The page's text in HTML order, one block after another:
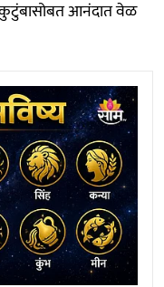
कुटुंबासोबत आनंदात वेळ